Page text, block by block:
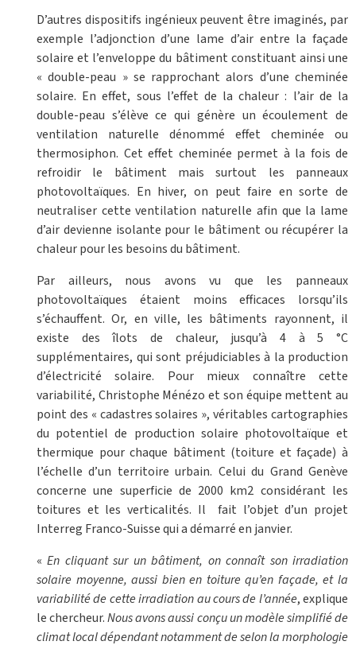
D’autres dispositifs ingénieux peuvent être imaginés, par
exemple l’adjonction d’une lame d’air entre la façade
solaire et l’enveloppe du bâtiment constituant ainsi une
« double-peau » se rapprochant alors d’une cheminée
solaire. En effet, sous l’effet de la chaleur : l’air de la
double-peau s’élève ce qui génère un écoulement de
ventilation naturelle dénommé effet cheminée ou
thermosiphon. Cet effet cheminée permet à la fois de
refroidir le bâtiment mais surtout les panneaux
photovoltaïques. En hiver, on peut faire en sorte de
neutraliser cette ventilation naturelle afin que la lame
d’air devienne isolante pour le bâtiment ou récupérer la
chaleur pour les besoins du bâtiment.
Par ailleurs, nous avons vu que les panneaux
photovoltaïques étaient moins efficaces lorsqu’ils
s’échauffent. Or, en ville, les bâtiments rayonnent, il
existe des îlots de chaleur, jusqu’à 4 à 5 °C
supplémentaires, qui sont préjudiciables à la production
d’électricité solaire. Pour mieux connaître cette
variabilité, Christophe Ménézo et son équipe mettent au
point des « cadastres solaires », véritables cartographies
du potentiel de production solaire photovoltaïque et
thermique pour chaque bâtiment (toiture et façade) à
l’échelle d’un territoire urbain. Celui du Grand Genève
concerne une superficie de 2000 km2 considérant les
toitures et les verticalités. Il
fait l’objet d’un projet
Interreg Franco-Suisse qui a démarré en janvier.
«En cliquant sur un bâtiment, on connaît son irradiation
solaire moyenne, aussi bien en toiture qu’en façade, et la
variabilité de cette irradiation au cours de l’année, explique
le chercheur.Nous avons aussi conçu un modèle simplifié de
climat local dépendant notamment de selon la morphologie